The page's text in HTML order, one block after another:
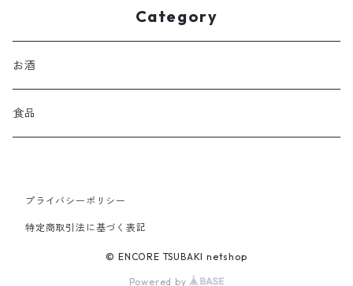
Category
お酒
食品
プライバシーポリシー
特定商取引法に基づく表記
© ENCORE TSUBAKI netshop
Powered by